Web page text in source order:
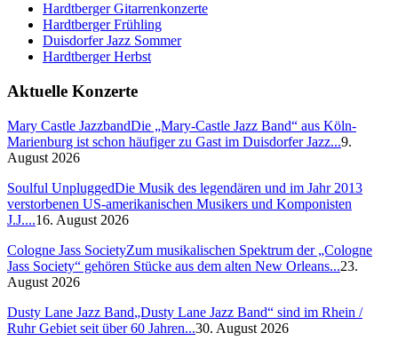
Hardtberger Gitarrenkonzerte
Hardtberger Frühling
Duisdorfer Jazz Sommer
Hardtberger Herbst
Aktuelle Konzerte
Mary Castle JazzbandDie „Mary-Castle Jazz Band“ aus Köln-
Marienburg ist schon häufiger zu Gast im Duisdorfer Jazz...9.
August 2026
Soulful UnpluggedDie Musik des legendären und im Jahr 2013
verstorbenen US-amerikanischen Musikers und Komponisten
J.J....16. August 2026
Cologne Jass SocietyZum musikalischen Spektrum der „Cologne
Jass Society“ gehören Stücke aus dem alten New Orleans...23.
August 2026
Dusty Lane Jazz Band„Dusty Lane Jazz Band“ sind im Rhein /
Ruhr Gebiet seit über 60 Jahren...30. August 2026